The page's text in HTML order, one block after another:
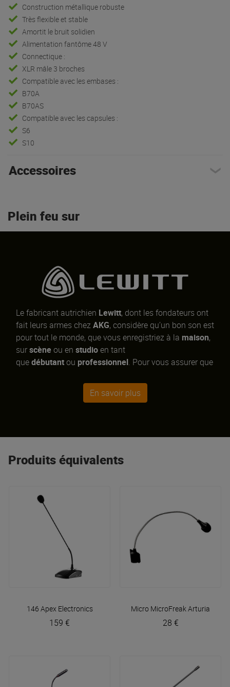
Construction métallique robuste
Très flexible et stable
Amortit le bruit solidien
Alimentation fantôme 48 V
Connectique :
XLR mâle 3 broches
Compatible avec les embases :
B70A
B70AS
Compatible avec les capsules :
S6
S10
Accessoires
Plein feu sur
Le fabricant autrichien Lewitt, dont les fondateurs ont
fait leurs armes chezAKG, considère qu’un bon son est
pour tout le monde, que vous enregistriez à la maison,
surscèneou en studioen tant
quedébutantou professionnel. Pour vous assurer que
Lewitt a fait avancer la technologie des microphones
en les repensant de fond en comble, tels que le micro
440 PURE.
En savoir plus
Produits équivalents
146 Apex Electronics
159 €
Micro MicroFreakArturia
28 €